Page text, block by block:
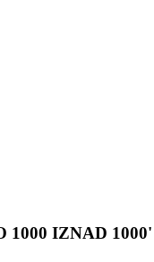
1000 IZNAD 1000'